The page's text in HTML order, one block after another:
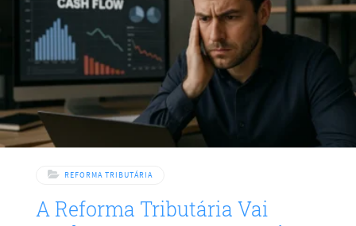
3 de 2026), assinada pelo presidente do colegiado, Flávio
César Oliveira, e
REFORMA TRIBUTÁRIA
A Reforma Tributária Vai